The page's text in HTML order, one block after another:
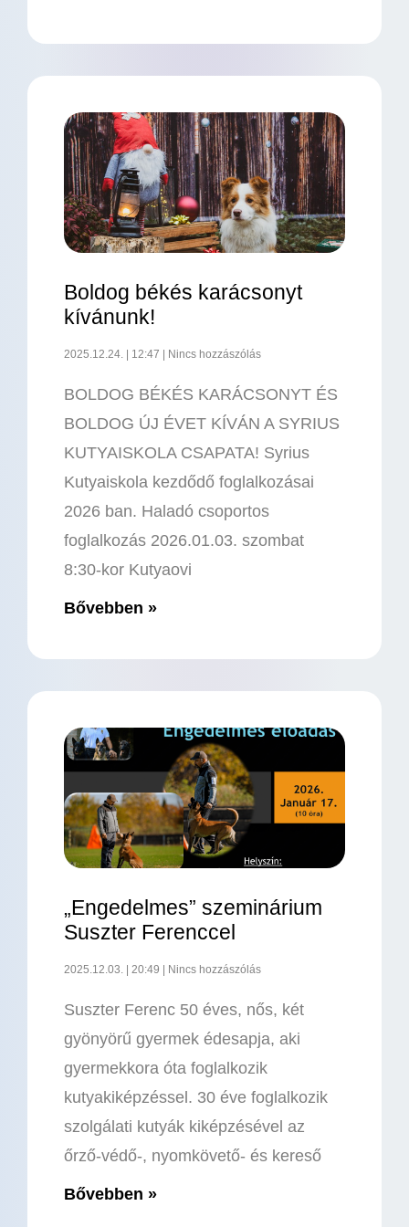
Boldog békés karácsonyt
kívánunk!
2025.12.24. 12:47 Nincs hozzászólás
BOLDOG BÉKÉS KARÁCSONYT ÉS
BOLDOG ÚJ ÉVET KÍVÁN A SYRIUS
KUTYAISKOLA CSAPATA! Syrius
Kutyaiskola kezdődő foglalkozásai
2026 ban. Haladó csoportos
foglalkozás 2026.01.03. szombat
8:30-kor Kutyaovi
Bővebben »
„Engedelmes” szeminárium
Suszter Ferenccel
2025.12.03. 20:49 Nincs hozzászólás
Suszter Ferenc 50 éves, nős, két
gyönyörű gyermek édesapja, aki
gyermekkora óta foglalkozik
kutyakiképzéssel. 30 éve foglalkozik
szolgálati kutyák kiképzésével az
őrző-védő-, nyomkövető- és kereső
Bővebben »